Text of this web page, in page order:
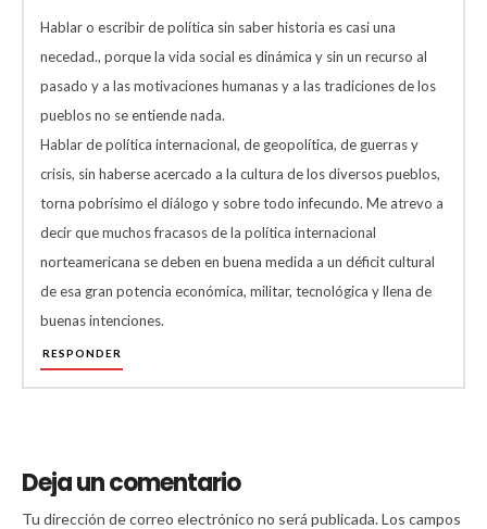
Hablar o escribir de política sin saber historia es casi una
necedad., porque la vida social es dinámica y sin un recurso al
pasado y a las motivaciones humanas y a las tradiciones de los
pueblos no se entiende nada.
Hablar de política internacional, de geopolítica, de guerras y
crisis, sin haberse acercado a la cultura de los diversos pueblos,
torna pobrísimo el diálogo y sobre todo infecundo. Me atrevo a
decir que muchos fracasos de la política internacional
norteamericana se deben en buena medida a un déficit cultural
de esa gran potencia económica, militar, tecnológica y llena de
buenas intenciones.
RESPONDER
Deja un comentario
Tu dirección de correo electrónico no será publicada.Los campos